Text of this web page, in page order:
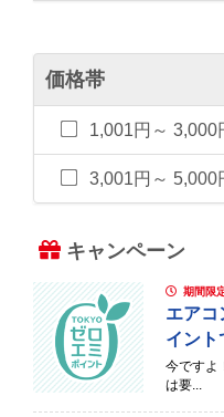
価格帯
1,001円～ 3,000
3,001円～ 5,000
キャンペーン
期間限
エアコ
イント
今ですよ
は要...